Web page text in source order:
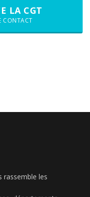
LA CGT
CONTACT
rassemble les